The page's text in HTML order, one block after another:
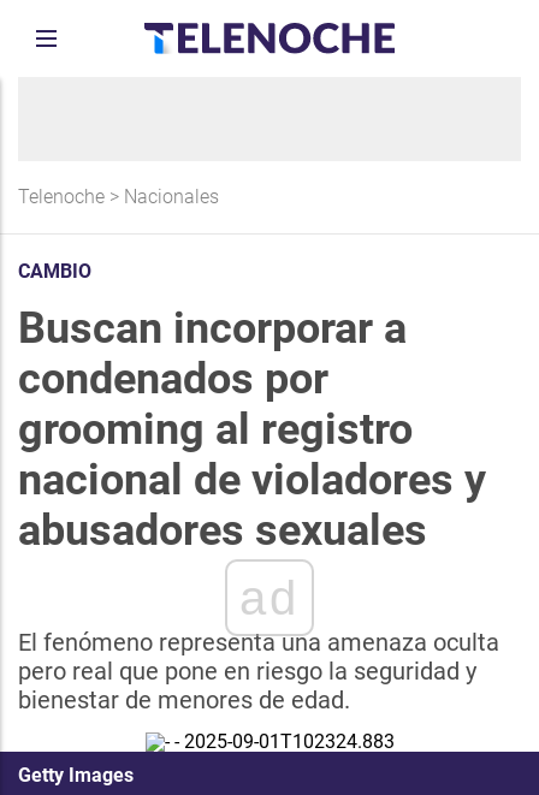
Telenoche > Nacionales
CAMBIO
Buscan incorporar a
condenados por
grooming al registro
nacional de violadores y
abusadores sexuales
ad
El fenómeno representa una amenaza oculta
pero real que pone en riesgo la seguridad y
bienestar de menores de edad.
Getty Images